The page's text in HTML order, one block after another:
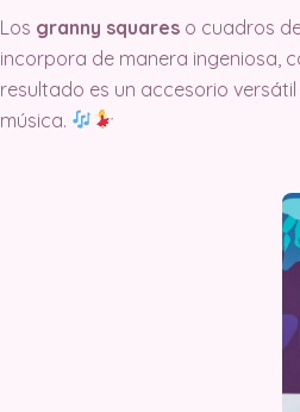
Los granny squares o cuadros
incorpora de manera ingeniosa,
resultado es un accesorio
música.